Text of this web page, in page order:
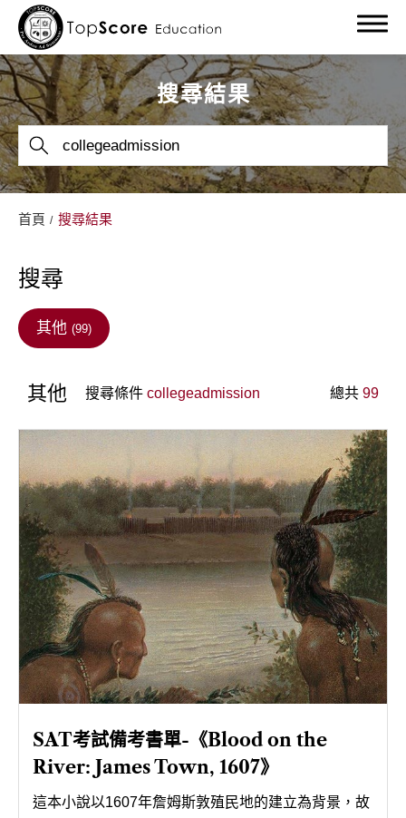
搜尋結果
首頁 搜尋結果
搜尋
其他 (99)
其他 搜尋條件 collegeadmission 總共 99
SAT考試備考書單-《Blood on the
River: James Town, 1607》
這本小說以1607年詹姆斯敦殖民地的建立為背景，故
關於我們
留學服務
留學部落格
留學最新消息
聯絡我們